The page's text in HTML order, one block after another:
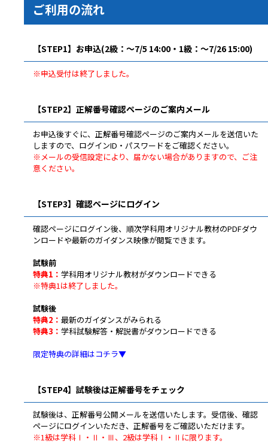
ご利用の流れ
【STEP1】お申込(2級：～7/5 14:00・1級：～7/26 15:00)
※申込受付は終了しました。
【STEP2】正解番号確認ページのご案内メール
お申込後すぐに、正解番号確認ページのご案内メールを送信いた
しますので、ログインID・パスワードをご確認ください。
※メールの受信設定により、届かない場合がありますので、ご注
意ください。
【STEP3】確認ページにログイン
確認ページにログイン後、順次学科用オリジナル教材のPDFダウ
ンロードや最新のガイダンス映像が閲覧できます。
試験前
特典1： 学科用オリジナル教材がダウンロードできる
※特典1は終了しました。
試験後
特典2： 最新のガイダンスがみられる
特典3： 学科試験解答・解説書がダウンロードできる
限定特典の詳細はコチラ▼
【STEP4】試験後は正解番号をチェック
試験後は、正解番号公開メールを送信いたします。受信後、確認
ページにログインいただき、正解番号をご確認いただけます。
※1級は学科Ⅰ・Ⅱ・Ⅲ、2級は学科Ⅰ・Ⅱに限ります。